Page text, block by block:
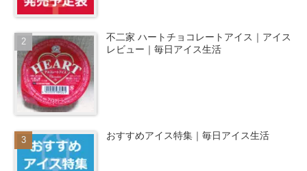
不二家 ハートチョコレートアイス｜アイス
レビュー｜毎日アイス生活
おすすめアイス特集｜毎日アイス生活